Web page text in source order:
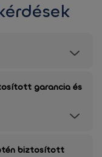
garancia és
biztosított